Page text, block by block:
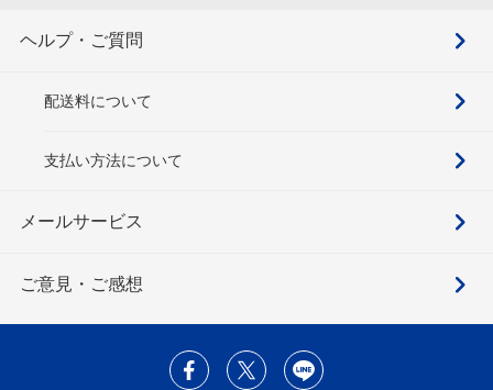
ヘルプ・ご質問
配送料について
支払い方法について
メールサービス
ご意見・ご感想